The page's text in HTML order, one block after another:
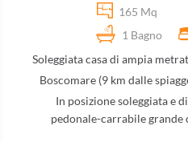
165 Mq
1 Bagno
Soleggiata casa di ampia
Boscomare (9 km dalle
In posizione soleggiata e
pedonale-carrabile grande